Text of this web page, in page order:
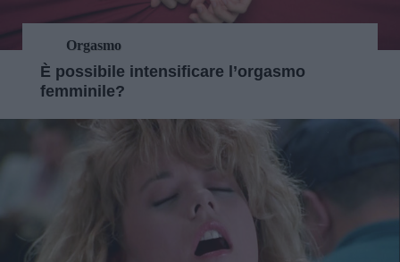
Orgasmo
È possibile intensificare l’orgasmo
femminile?